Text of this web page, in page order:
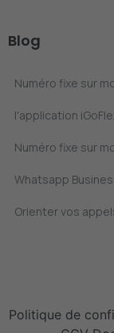
Blog
Numéro fixe sur
l'application
Numéro fixe sur
Whatsapp
Orienter vos
Politique de